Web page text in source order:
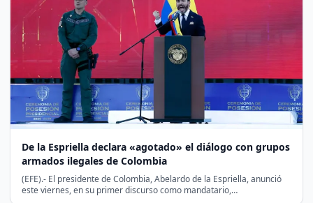
De la Espriella declara «agotado» el diálogo con grupos
armados ilegales de Colombia
(EFE).- El presidente de Colombia, Abelardo de la Espriella, anunció
este viernes, en su primer discurso como mandatario,…